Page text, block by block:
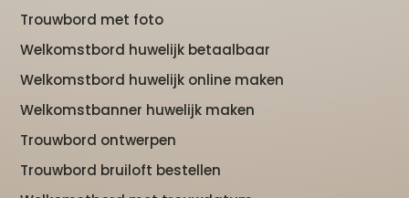
Trouwbord met foto
Welkomstbord huwelijk betaalbaar
Welkomstbord huwelijk online maken
Welkomstbanner huwelijk maken
Trouwbord ontwerpen
Trouwbord bruiloft bestellen